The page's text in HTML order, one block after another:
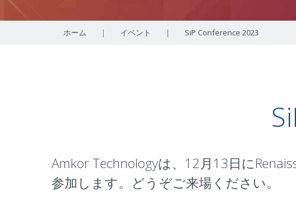
ホーム | イベント | SiP Conference 2023
Amkor Technologyは、12月13日に
参加します。どうぞご来場ください。